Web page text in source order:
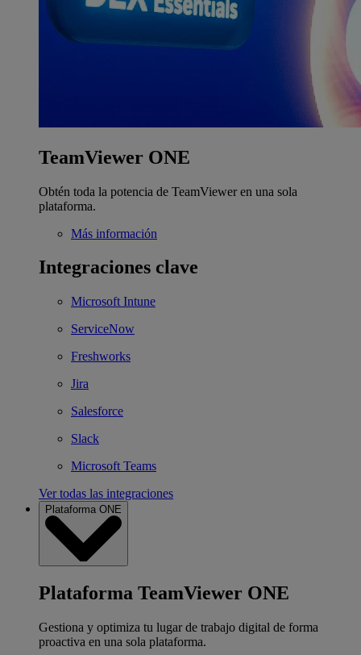
TeamViewer ONE
Obtén toda la potencia de TeamViewer en una sola
plataforma.
Más información
Integraciones clave
Microsoft Intune
ServiceNow
Freshworks
Jira
Salesforce
Slack
Microsoft Teams
Ver todas las integraciones
Plataforma ONE
Plataforma TeamViewer ONE
Gestiona y optimiza tu lugar de trabajo digital de forma
proactiva en una sola plataforma.